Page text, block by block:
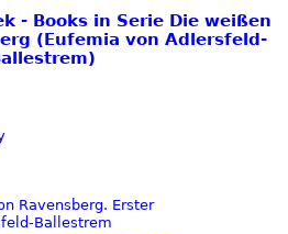
- Books in Serie Die weißen
(Eufemia von Adlersfeld-
Ravensberg. Erster
Ballestrem